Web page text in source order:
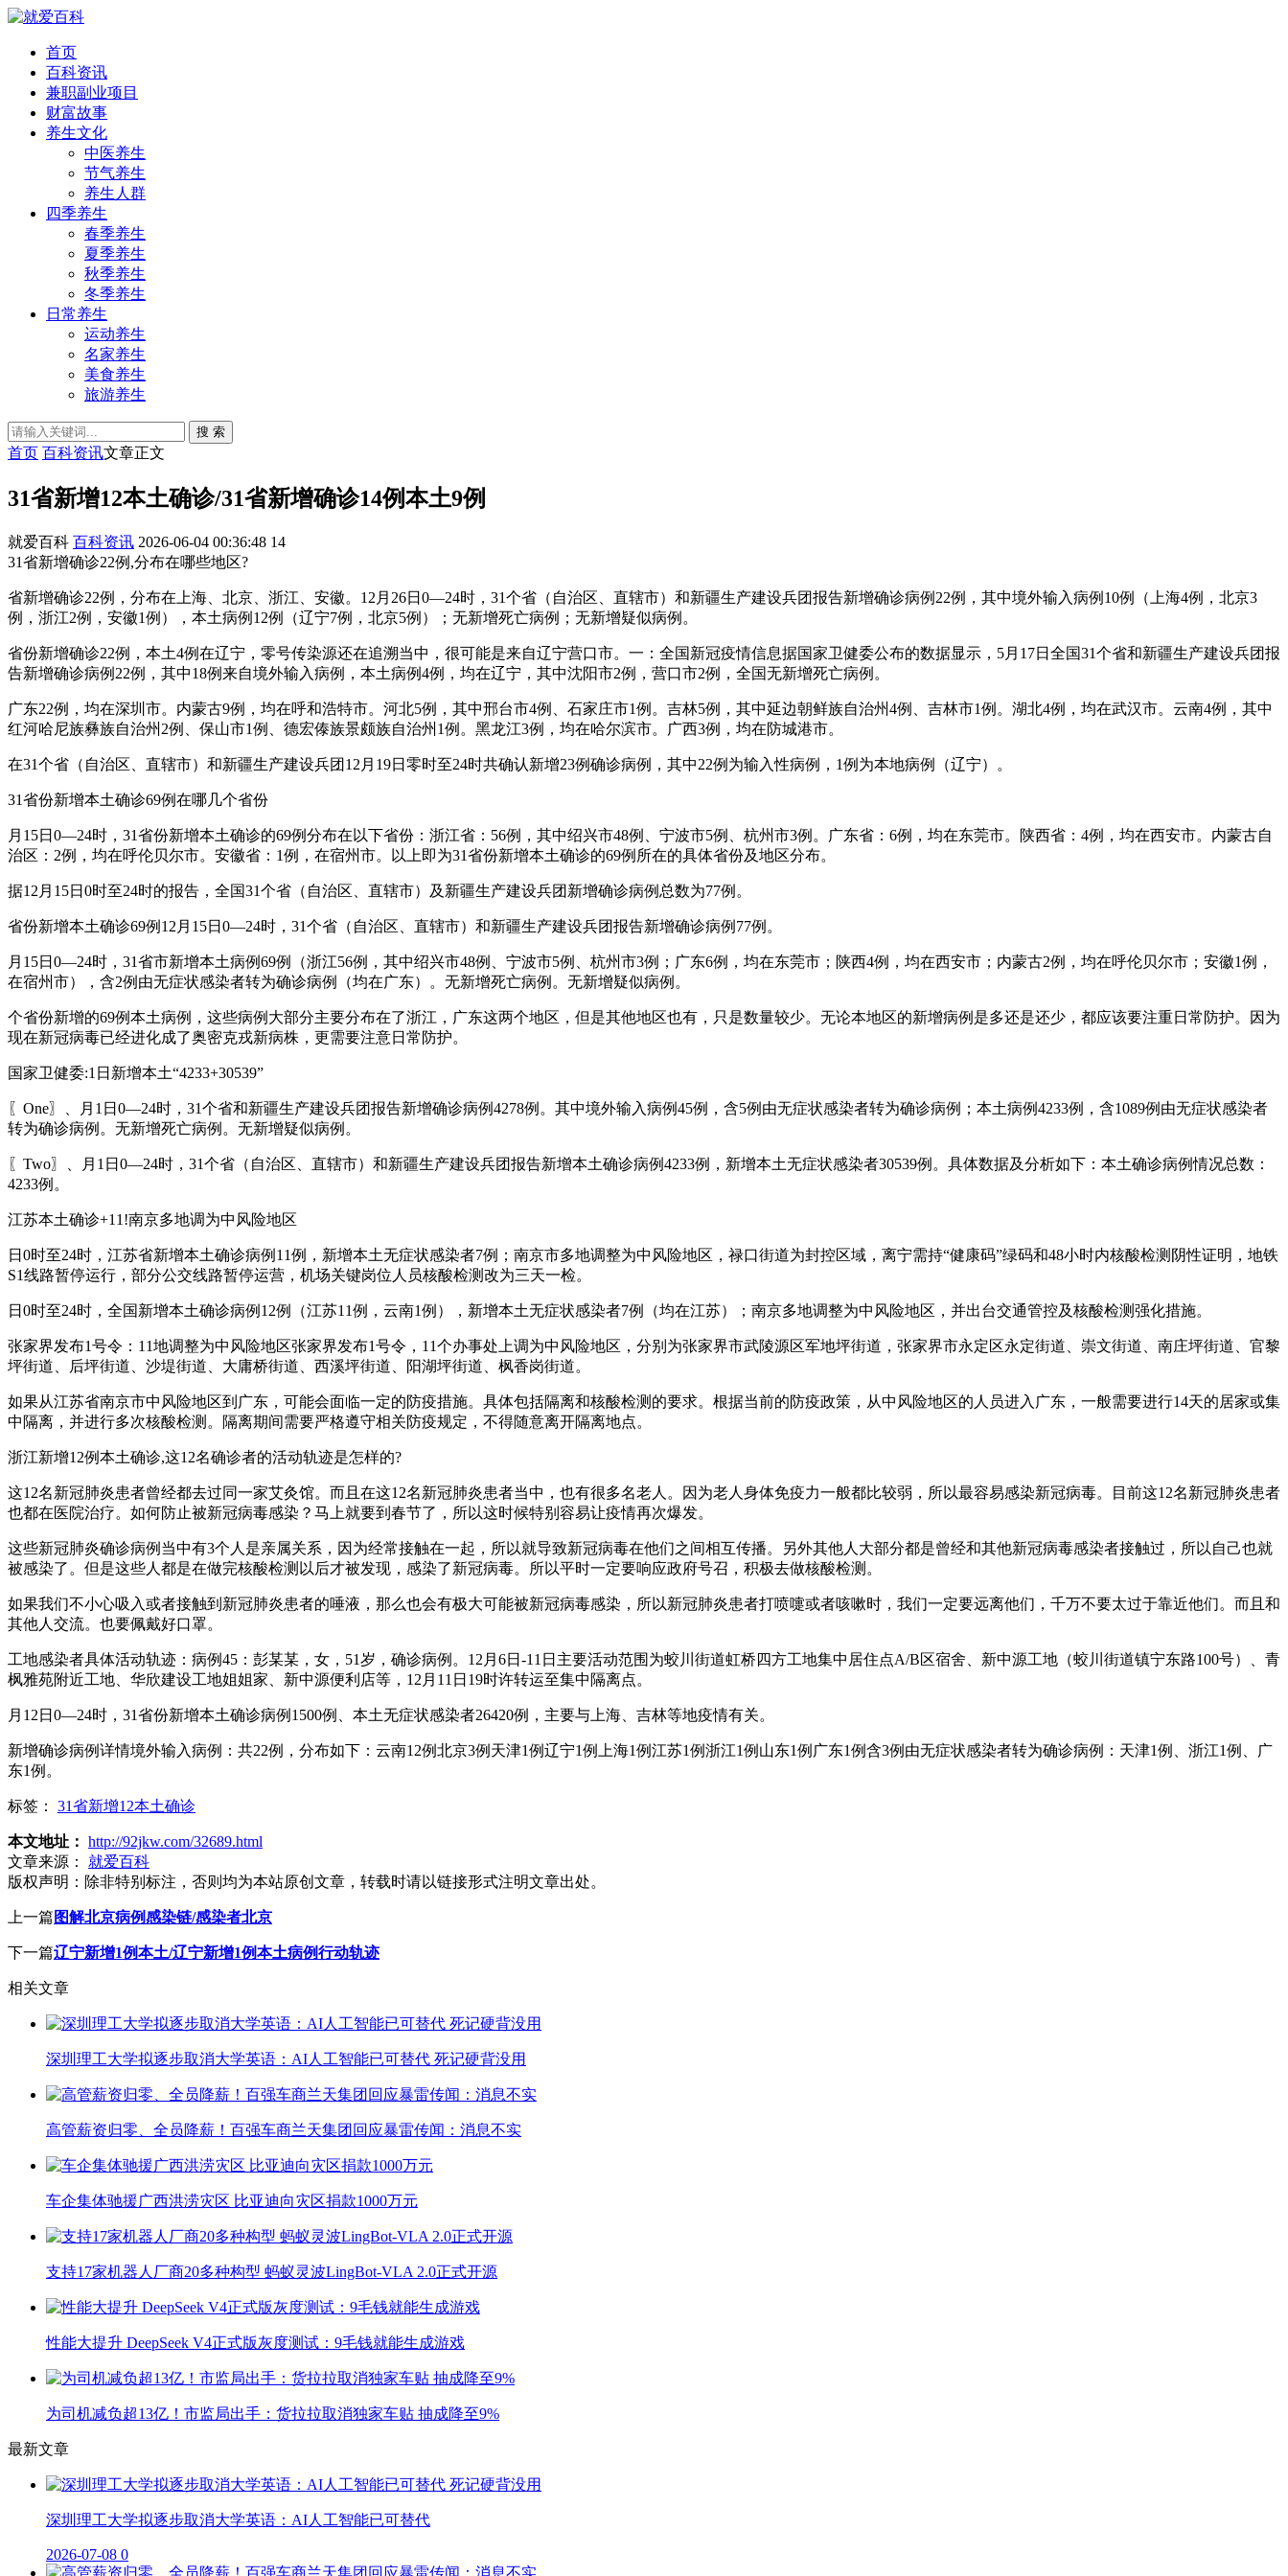
首页
百科资讯
兼职副业项目
财富故事
养生文化
中医养生
节气养生
养生人群
四季养生
春季养生
夏季养生
秋季养生
冬季养生
日常养生
运动养生
名家养生
美食养生
旅游养生
搜 索
首页 百科资讯文章正文
31省新增12本土确诊/31省新增确诊14例本土9例
就爱百科 百科资讯 2026-06-04 00:36:48 14
31省新增确诊22例,分布在哪些地区?
省新增确诊22例，分布在上海、北京、浙江、安徽。12月26日0—24时，31个省（自治区、直辖市）和新疆生产建设兵团报告新增确诊病例22例，其中境外输入病例10例（上海4例，北京3
例，浙江2例，安徽1例），本土病例12例（辽宁7例，北京5例）；无新增死亡病例；无新增疑似病例。
省份新增确诊22例，本土4例在辽宁，零号传染源还在追溯当中，很可能是来自辽宁营口市。一：全国新冠疫情信息据国家卫健委公布的数据显示，5月17日全国31个省和新疆生产建设兵团报
告新增确诊病例22例，其中18例来自境外输入病例，本土病例4例，均在辽宁，其中沈阳市2例，营口市2例，全国无新增死亡病例。
广东22例，均在深圳市。内蒙古9例，均在呼和浩特市。河北5例，其中邢台市4例、石家庄市1例。吉林5例，其中延边朝鲜族自治州4例、吉林市1例。湖北4例，均在武汉市。云南4例，其中
红河哈尼族彝族自治州2例、保山市1例、德宏傣族景颇族自治州1例。黑龙江3例，均在哈尔滨市。广西3例，均在防城港市。
在31个省（自治区、直辖市）和新疆生产建设兵团12月19日零时至24时共确认新增23例确诊病例，其中22例为输入性病例，1例为本地病例（辽宁）。
31省份新增本土确诊69例在哪几个省份
月15日0—24时，31省份新增本土确诊的69例分布在以下省份：浙江省：56例，其中绍兴市48例、宁波市5例、杭州市3例。广东省：6例，均在东莞市。陕西省：4例，均在西安市。内蒙古自
治区：2例，均在呼伦贝尔市。安徽省：1例，在宿州市。以上即为31省份新增本土确诊的69例所在的具体省份及地区分布。
据12月15日0时至24时的报告，全国31个省（自治区、直辖市）及新疆生产建设兵团新增确诊病例总数为77例。
省份新增本土确诊69例12月15日0—24时，31个省（自治区、直辖市）和新疆生产建设兵团报告新增确诊病例77例。
月15日0—24时，31省市新增本土病例69例（浙江56例，其中绍兴市48例、宁波市5例、杭州市3例；广东6例，均在东莞市；陕西4例，均在西安市；内蒙古2例，均在呼伦贝尔市；安徽1例，
在宿州市），含2例由无症状感染者转为确诊病例（均在广东）。无新增死亡病例。无新增疑似病例。
个省份新增的69例本土病例，这些病例大部分主要分布在了浙江，广东这两个地区，但是其他地区也有，只是数量较少。无论本地区的新增病例是多还是还少，都应该要注重日常防护。因为
现在新冠病毒已经进化成了奥密克戎新病株，更需要注意日常防护。
国家卫健委:1日新增本土“4233+30539”
〖One〗、月1日0—24时，31个省和新疆生产建设兵团报告新增确诊病例4278例。其中境外输入病例45例，含5例由无症状感染者转为确诊病例；本土病例4233例，含1089例由无症状感染者
转为确诊病例。无新增死亡病例。无新增疑似病例。
〖Two〗、月1日0—24时，31个省（自治区、直辖市）和新疆生产建设兵团报告新增本土确诊病例4233例，新增本土无症状感染者30539例。具体数据及分析如下：本土确诊病例情况总数：
4233例。
江苏本土确诊+11!南京多地调为中风险地区
日0时至24时，江苏省新增本土确诊病例11例，新增本土无症状感染者7例；南京市多地调整为中风险地区，禄口街道为封控区域，离宁需持“健康码”绿码和48小时内核酸检测阴性证明，地铁
S1线路暂停运行，部分公交线路暂停运营，机场关键岗位人员核酸检测改为三天一检。
日0时至24时，全国新增本土确诊病例12例（江苏11例，云南1例），新增本土无症状感染者7例（均在江苏）；南京多地调整为中风险地区，并出台交通管控及核酸检测强化措施。
张家界发布1号令：11地调整为中风险地区张家界发布1号令，11个办事处上调为中风险地区，分别为张家界市武陵源区军地坪街道，张家界市永定区永定街道、崇文街道、南庄坪街道、官黎
坪街道、后坪街道、沙堤街道、大庸桥街道、西溪坪街道、阳湖坪街道、枫香岗街道。
如果从江苏省南京市中风险地区到广东，可能会面临一定的防疫措施。具体包括隔离和核酸检测的要求。根据当前的防疫政策，从中风险地区的人员进入广东，一般需要进行14天的居家或集
中隔离，并进行多次核酸检测。隔离期间需要严格遵守相关防疫规定，不得随意离开隔离地点。
浙江新增12例本土确诊,这12名确诊者的活动轨迹是怎样的?
这12名新冠肺炎患者曾经都去过同一家艾灸馆。而且在这12名新冠肺炎患者当中，也有很多名老人。因为老人身体免疫力一般都比较弱，所以最容易感染新冠病毒。目前这12名新冠肺炎患者
也都在医院治疗。如何防止被新冠病毒感染？马上就要到春节了，所以这时候特别容易让疫情再次爆发。
这些新冠肺炎确诊病例当中有3个人是亲属关系，因为经常接触在一起，所以就导致新冠病毒在他们之间相互传播。另外其他人大部分都是曾经和其他新冠病毒感染者接触过，所以自己也就
被感染了。但是这些人都是在做完核酸检测以后才被发现，感染了新冠病毒。所以平时一定要响应政府号召，积极去做核酸检测。
如果我们不小心吸入或者接触到新冠肺炎患者的唾液，那么也会有极大可能被新冠病毒感染，所以新冠肺炎患者打喷嚏或者咳嗽时，我们一定要远离他们，千万不要太过于靠近他们。而且和
其他人交流。也要佩戴好口罩。
工地感染者具体活动轨迹：病例45：彭某某，女，51岁，确诊病例。12月6日-11日主要活动范围为蛟川街道虹桥四方工地集中居住点A/B区宿舍、新中源工地（蛟川街道镇宁东路100号）、青
枫雅苑附近工地、华欣建设工地姐姐家、新中源便利店等，12月11日19时许转运至集中隔离点。
月12日0—24时，31省份新增本土确诊病例1500例、本土无症状感染者26420例，主要与上海、吉林等地疫情有关。
新增确诊病例详情境外输入病例：共22例，分布如下：云南12例北京3例天津1例辽宁1例上海1例江苏1例浙江1例山东1例广东1例含3例由无症状感染者转为确诊病例：天津1例、浙江1例、广
东1例。
标签： 31省新增12本土确诊
本文地址： http://92jkw.com/32689.html
文章来源：
就爱百科
版权声明： 除非特别标注，否则均为本站原创文章，转载时请以链接形式注明文章出处。
上一篇 图解北京病例感染链/感染者北京
下一篇辽宁新增1例本土/辽宁新增1例本土病例行动轨迹
相关文章
深圳理工大学拟逐步取消大学英语：AI人工智能已可替代 死记硬背没用
高管薪资归零、全员降薪！百强车商兰天集团回应暴雷传闻：消息不实
车企集体驰援广西洪涝灾区 比亚迪向灾区捐款1000万元
支持17家机器人厂商20多种构型 蚂蚁灵波LingBot-VLA 2.0正式开源
性能大提升 DeepSeek V4正式版灰度测试：9毛钱就能生成游戏
为司机减负超13亿！市监局出手：货拉拉取消独家车贴 抽成降至9%
最新文章
深圳理工大学拟逐步取消大学英语：AI人工智能已可替代
2026-07-08 0